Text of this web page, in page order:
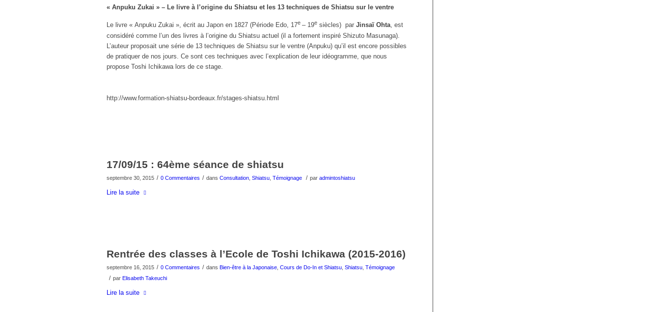
« Anpuku Zukai » – Le livre à l’origine du Shiatsu et les 13 techniques de Shiatsu sur le ventre
Le livre « Anpuku Zukai », écrit au Japon en 1827 (Période Edo, 17e – 19e siècles) par Jinsaï Ohta, est
considéré comme l’un des livres à l’origine du Shiatsu actuel (il a fortement inspiré Shizuto Masunaga).
L’auteur proposait une série de 13 techniques de Shiatsu sur le ventre (Anpuku) qu’il est encore possibles
de pratiquer de nos jours. Ce sont ces techniques avec l’explication de leur idéogramme, que nous
propose Toshi Ichikawa lors de ce stage.
http://www.formation-shiatsu-bordeaux.fr/stages-shiatsu.html
17/09/15 : 64ème séance de shiatsu
septembre 30, 2015 / 0 Commentaires / dans Consultation Shiatsu Témoignage / par admintoshiatsu
Lire la suite
Rentrée des classes à l’Ecole de Toshi Ichikawa (2015-2016)
septembre 16, 2015 / 0 Commentaires / dans Bien-être à la Japonaise Cours de Do-In et Shiatsu Shiatsu Témoignage
/ par Elisabeth Takeuchi
Lire la suite